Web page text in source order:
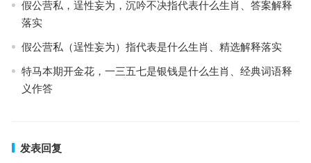
假公营私，逞性妄为，沉吟不决指代表什么生肖、答案解释
落实
假公营私（逞性妄为）指代表是什么生肖、精选解释落实
特马本期开金花，一三五七是银钱是什么生肖、经典词语释
义作答
发表回复